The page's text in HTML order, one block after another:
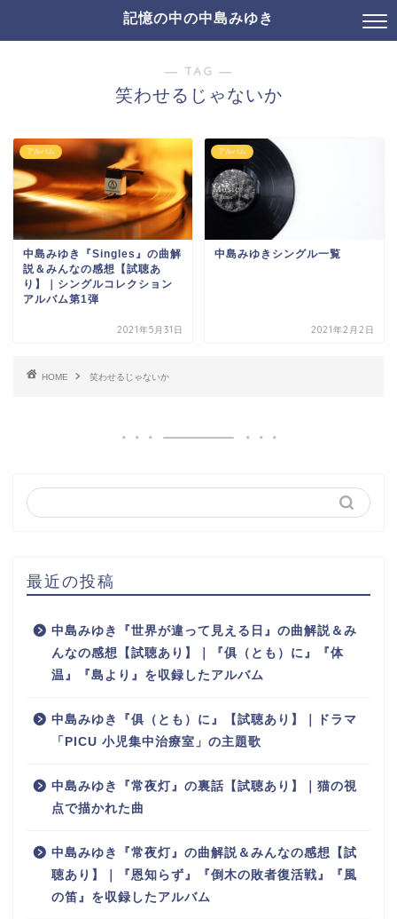
記憶の中の中島みゆき
― TAG ―
笑わせるじゃないか
アルバム
中島みゆき『Singles』の曲解
説＆みんなの感想【試聴あ
り】｜シングルコレクション
アルバム第1弾
2021年5月31日
アルバム
中島みゆきシングル一覧
2021年2月2日
HOME 笑わせるじゃないか
最近の投稿
中島みゆき『世界が違って見える日』の曲解説＆み
んなの感想【試聴あり】｜『俱（とも）に』『体
温』『島より』を収録したアルバム
中島みゆき『俱（とも）に』【試聴あり】｜ドラマ
「PICU 小児集中治療室」の主題歌
中島みゆき『常夜灯』の裏話【試聴あり】｜猫の視
点で描かれた曲
中島みゆき『常夜灯』の曲解説＆みんなの感想【試
聴あり】｜『恩知らず』『倒木の敗者復活戦』『風
の笛』を収録したアルバム